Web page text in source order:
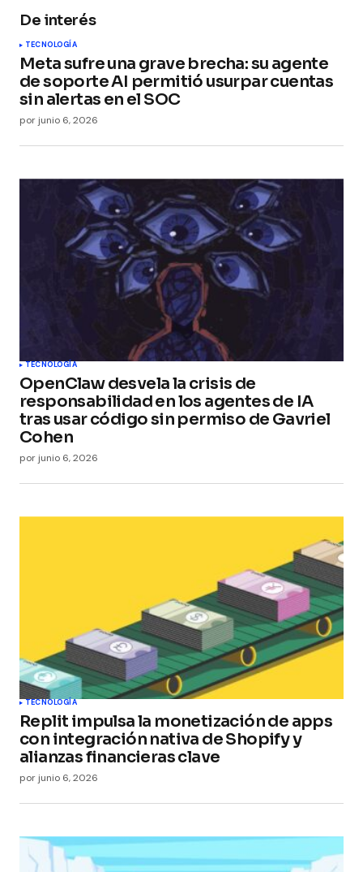
Your Name
Your E-mail*
Guarda mi nombre, correo electrónico y web en
Submit Comment
De interés
TECNOLOGÍA
Meta sufre una grave brecha: su agente
de soporte AI permitió usurpar cuentas
sin alertas en el SOC
por junio 6, 2026
TECNOLOGÍA
OpenClaw desvela la crisis de
responsabilidad en los agentes de IA
tras usar código sin permiso de Gavriel
Cohen
por junio 6, 2026
TECNOLOGÍA
Replit impulsa la monetización de apps
con integración nativa de Shopify y
alianzas financieras clave
por junio 6, 2026